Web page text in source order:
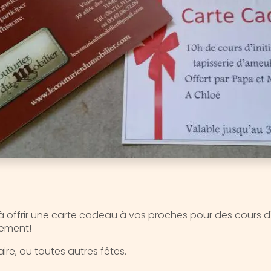
offrir une carte cadeau à vos proches pour des cours
ou toutes autres fêtes.